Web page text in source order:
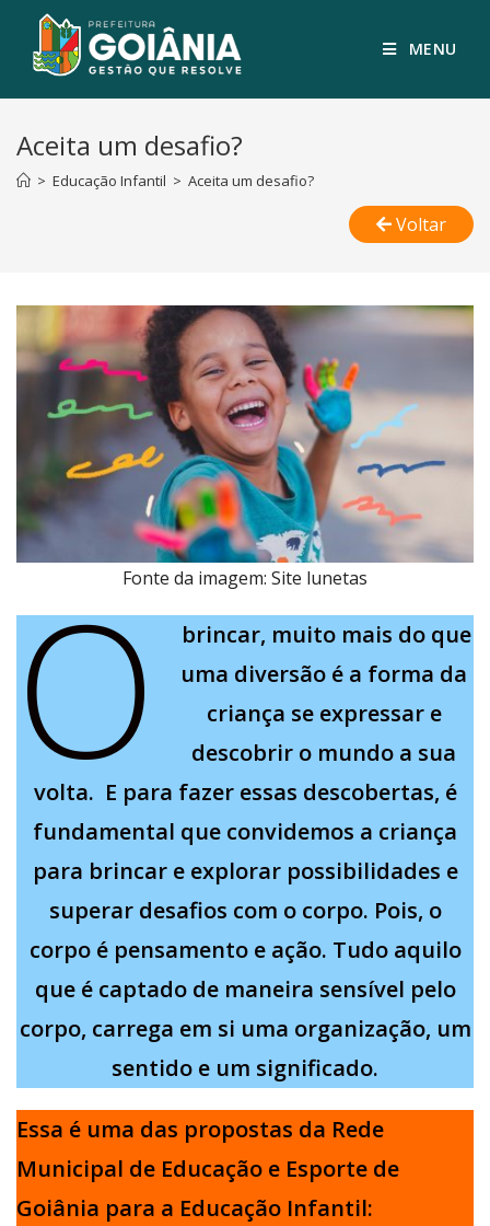
MENU
Aceita um desafio?
> Educação Infantil > Aceita um desafio?
Voltar
Fonte da imagem: Site lunetas
O
brincar, muito mais do que
uma diversão é a forma da
criança se expressar e
descobrir o mundo a sua
volta. E para fazer essas descobertas, é
fundamental que convidemos a criança
para brincar e explorar possibilidades e
superar desafios com o corpo. Pois, o
corpo é pensamento e ação. Tudo aquilo
que é captado de maneira sensível pelo
corpo, carrega em si uma organização, um
sentido e um significado.
Essa é uma das propostas da Rede
Municipal de Educação e Esporte de
Goiânia para a Educação Infantil: